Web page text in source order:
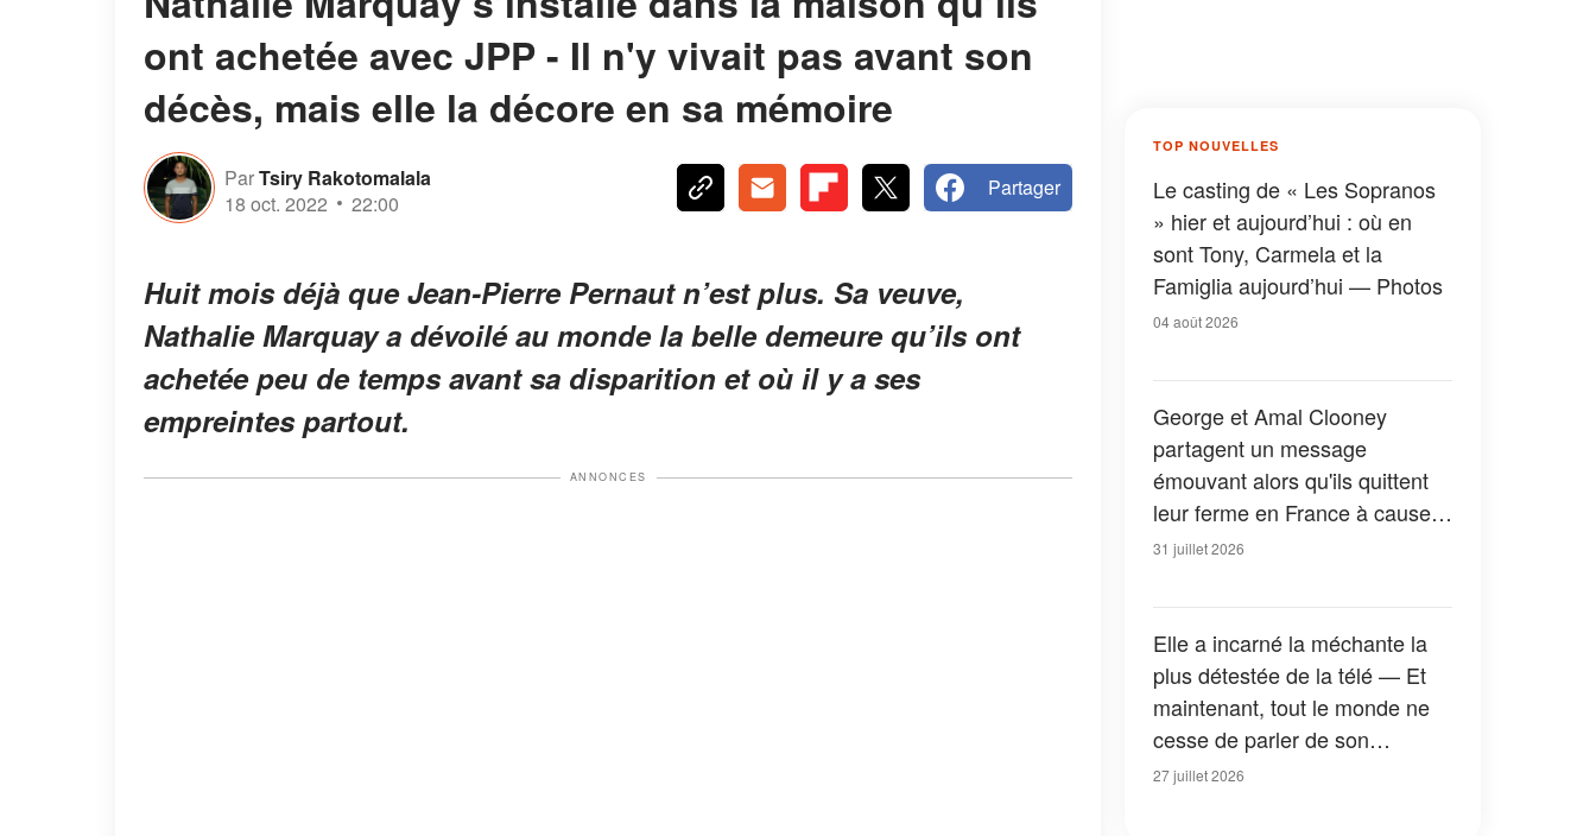
ont achetée avec JPP - Il n'y vivait pas avant son
décès, mais elle la décore en sa mémoire
ParTsiry Rakotomalala
18 oct. 2022
22:00
Partager
Huit mois déjà que Jean-Pierre Pernaut n’est plus. Sa veuve,
Nathalie Marquay a dévoilé au monde la belle demeure qu’ils ont
achetée peu de temps avant sa disparition et où il y a ses
empreintes partout.
ANNONCES
TOP NOUVELLES
Le casting de « Les Sopranos
» hier et aujourd’hui : où en
sont Tony, Carmela et la
Famiglia aujourd’hui — Photos
04 août 2026
George et Amal Clooney
partagent un message
émouvant alors qu'ils quittent
leur ferme en France à cause
des feux de forêt — Tous les
31 juillet 2026
Elle a incarné la méchante la
plus détestée de la télé — Et
maintenant, tout le monde ne
cesse de parler de son
apparition dans la nouvelle
27 juillet 2026